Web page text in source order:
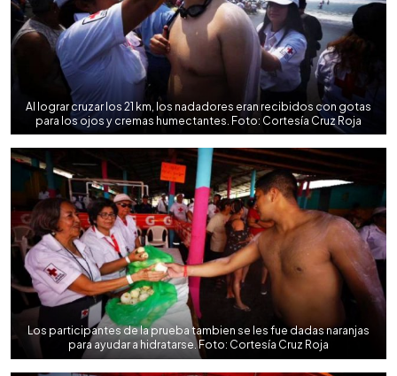
Al lograr cruzar los 21 km, los nadadores eran recibidos con gotas
para los ojos y cremas humectantes. Foto: Cortesía Cruz Roja
Los participantes de la prueba tambien se les fue dadas naranjas
para ayudar a hidratarse. Foto: Cortesía Cruz Roja